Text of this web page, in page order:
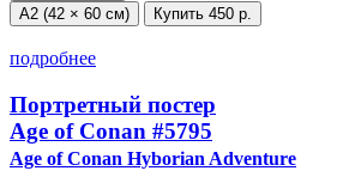
А2 (42 × 60 см) Купить 450 р.
подробнее
Портретный постер
Age of Conan #5795
Age of Conan Hyborian Adventure